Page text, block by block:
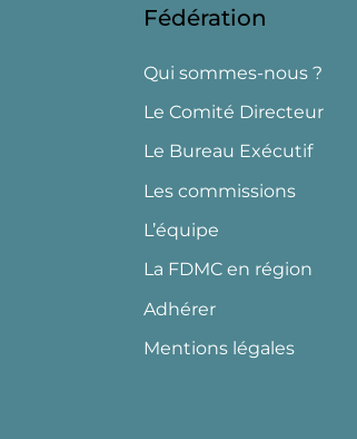
Fédération
Qui sommes-nous ?
Le Comité Directeur
Le Bureau Exécutif
Les commissions
L’équipe
La FDMC en région
Adhérer
Mentions légales